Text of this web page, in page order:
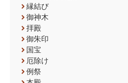
縁結び
御神木
拝殿
御朱印
国宝
厄除け
例祭